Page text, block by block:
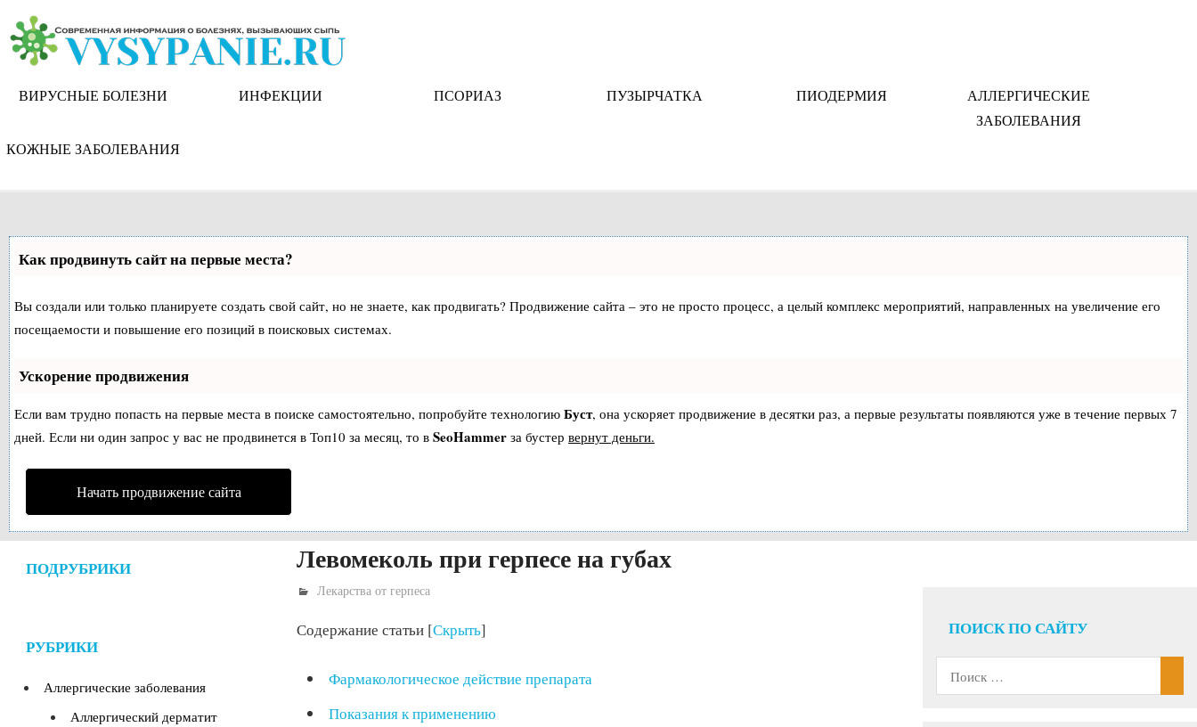
to
content
ВИРУСНЫЕ БОЛЕЗНИ ИНФЕКЦИИ ПСОРИАЗ ПУЗЫРЧАТКА ПИОДЕРМИЯ
АЛЛЕРГИЧЕСКИЕ
ЗАБОЛЕВАНИЯ
КОЖНЫЕ ЗАБОЛЕВАНИЯ
Как продвинуть сайт на первые места?
Вы создали или только планируете создать свой сайт, но не знаете, как продвигать? Продвижение сайта – это не просто процесс, а целый комплекс мероприятий, направленных на увеличение его
посещаемости и повышение его позиций в поисковых системах.
Ускорение продвижения
Если вам трудно попасть на первые места в поиске самостоятельно, попробуйте технологию Буст, она ускоряет продвижение в десятки раз, а первые результаты появляются уже в течение первых 7
дней. Если ни один запрос у вас не продвинется в Топ10 за месяц, то в SeoHammer за бустер вернут деньги.
Начать продвижение сайта
Левомеколь при герпесе на губах
Лекарства от герпеса
Содержание статьи [Скрыть]
Фармакологическое действие препарата
Показания к применению
ПОДРУБРИКИ
РУБРИКИ
Аллергические заболевания
Аллергический дерматит
ПОИСК ПО САЙТУ